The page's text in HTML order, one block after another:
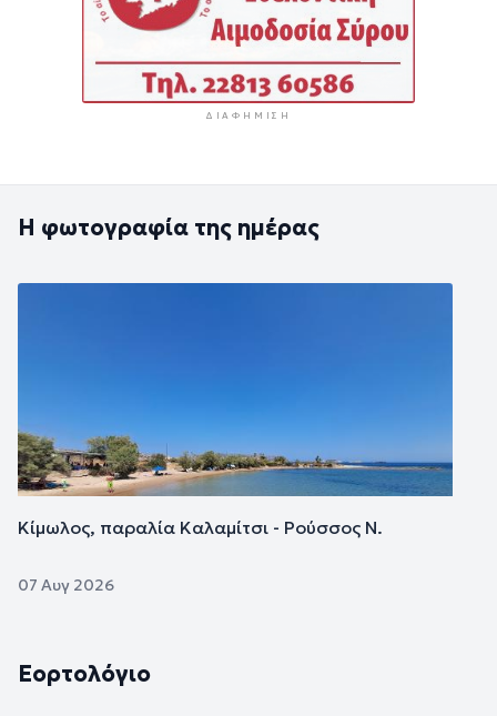
ΔΙΑΦΉΜΙΣΗ
Η φωτογραφία της ημέρας
Κίμωλος, παραλία Καλαμίτσι - Ρούσσος Ν.
07 Αυγ 2026
Εορτολόγιο